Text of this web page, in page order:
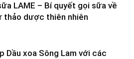
LAME – Bí quyết gọi sữa về
thảo dược thiên nhiên
Dầu xoa Sông Lam với các